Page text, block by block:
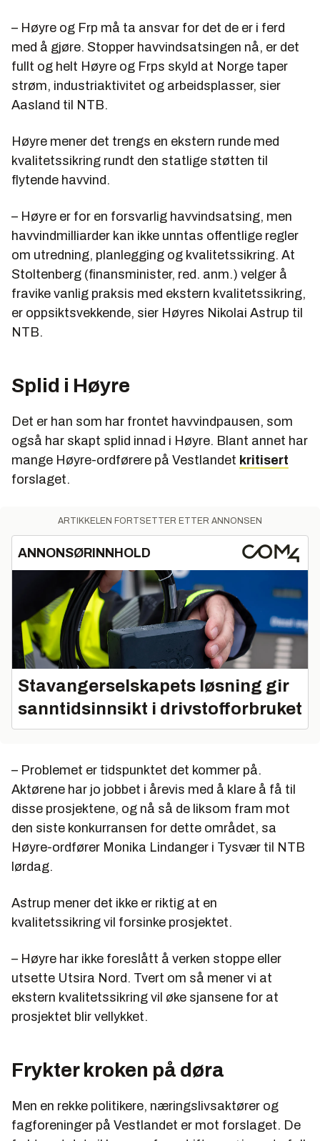
– Høyre og Frp må ta ansvar for det de er i ferd
med å gjøre. Stopper havvindsatsingen nå, er det
fullt og helt Høyre og Frps skyld at Norge taper
strøm, industriaktivitet og arbeidsplasser, sier
Aasland til NTB.
Høyre mener det trengs en ekstern runde med
kvalitetssikring rundt den statlige støtten til
flytende havvind.
– Høyre er for en forsvarlig havvindsatsing, men
havvindmilliarder kan ikke unntas offentlige regler
om utredning, planlegging og kvalitetssikring. At
Stoltenberg (finansminister, red. anm.) velger å
fravike vanlig praksis med ekstern kvalitetssikring,
er oppsiktsvekkende, sier Høyres Nikolai Astrup til
NTB.
Splid i Høyre
Det er han som har frontet havvindpausen, som
også har skapt splid innad i Høyre. Blant annet har
mange Høyre-ordførere på Vestlandet kritisert
forslaget.
ARTIKKELEN FORTSETTER ETTER ANNONSEN
ANNONSØRINNHOLD
Stavangerselskapets løsning gir
sanntidsinnsikt i drivstofforbruket
– Problemet er tidspunktet det kommer på.
Aktørene har jo jobbet i årevis med å klare å få til
disse prosjektene, og nå så de liksom fram mot
den siste konkurransen for dette området, sa
Høyre-ordfører Monika Lindanger i Tysvær til NTB
lørdag.
Astrup mener det ikke er riktig at en
kvalitetssikring vil forsinke prosjektet.
– Høyre har ikke foreslått å verken stoppe eller
utsette Utsira Nord. Tvert om så mener vi at
ekstern kvalitetssikring vil øke sjansene for at
prosjektet blir vellykket.
Frykter kroken på døra
Men en rekke politikere, næringslivsaktører og
fagforeninger på Vestlandet er mot forslaget. De